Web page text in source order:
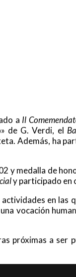
a Il
de G. Verdi, el
Además, ha
y medalla de
y participado en
en las
vocación
próximas a ser